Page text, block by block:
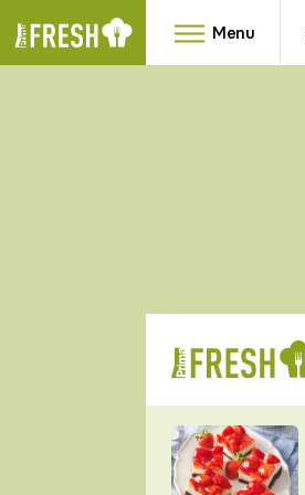
Menu
RYCHLOVKY